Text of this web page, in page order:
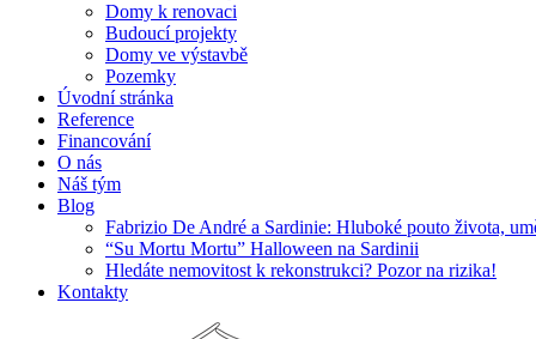
Domy k renovaci
Budoucí projekty
Domy ve výstavbě
Pozemky
Úvodní stránka
Reference
Financování
O nás
Náš tým
Blog
Fabrizio De André a Sardinie: Hluboké pouto života,
“Su Mortu Mortu” Halloween na Sardinii
Hledáte nemovitost k rekonstrukci? Pozor na rizika!
Kontakty